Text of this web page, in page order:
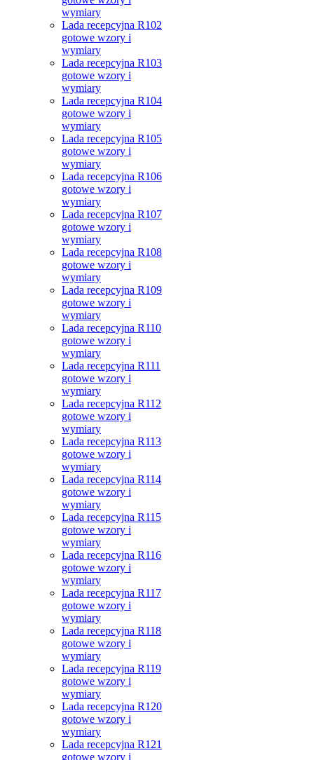
wymiary
Lada recepcyjna R102
gotowe wzory i
wymiary
Lada recepcyjna R103
gotowe wzory i
wymiary
Lada recepcyjna R104
gotowe wzory i
wymiary
Lada recepcyjna R105
gotowe wzory i
wymiary
Lada recepcyjna R106
gotowe wzory i
wymiary
Lada recepcyjna R107
gotowe wzory i
wymiary
Lada recepcyjna R108
gotowe wzory i
wymiary
Lada recepcyjna R109
gotowe wzory i
wymiary
Lada recepcyjna R110
gotowe wzory i
wymiary
Lada recepcyjna R111
gotowe wzory i
wymiary
Lada recepcyjna R112
gotowe wzory i
wymiary
Lada recepcyjna R113
gotowe wzory i
wymiary
Lada recepcyjna R114
gotowe wzory i
wymiary
Lada recepcyjna R115
gotowe wzory i
wymiary
Lada recepcyjna R116
gotowe wzory i
wymiary
Lada recepcyjna R117
gotowe wzory i
wymiary
Lada recepcyjna R118
gotowe wzory i
wymiary
Lada recepcyjna R119
gotowe wzory i
wymiary
Lada recepcyjna R120
gotowe wzory i
wymiary
Lada recepcyjna R121
gotowe wzory i